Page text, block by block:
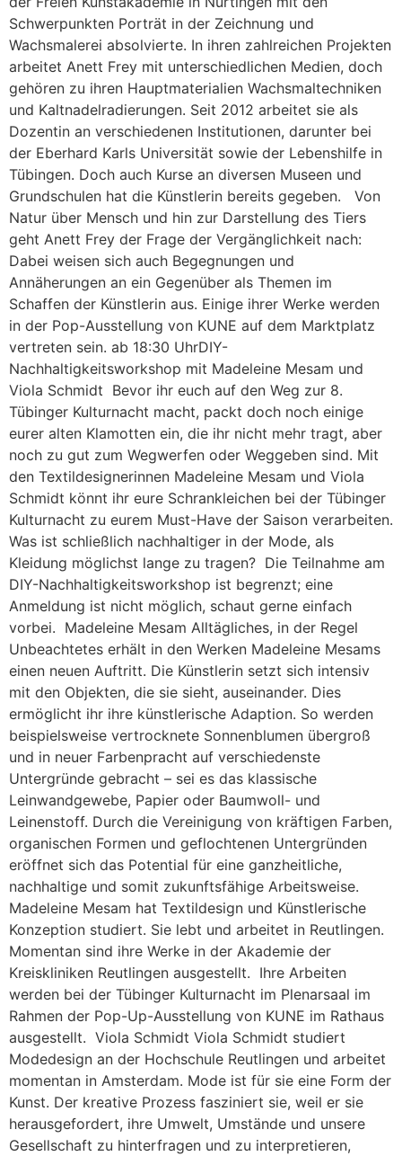
Schwerpunkten Porträt in der Zeichnung und
Wachsmalerei absolvierte. In ihren zahlreichen Projekten
arbeitet Anett Frey mit unterschiedlichen Medien, doch
gehören zu ihren Hauptmaterialien Wachsmaltechniken
und Kaltnadelradierungen. Seit 2012 arbeitet sie als
Dozentin an verschiedenen Institutionen, darunter bei
der Eberhard Karls Universität sowie der Lebenshilfe in
Tübingen. Doch auch Kurse an diversen Museen und
Grundschulen hat die Künstlerin bereits gegeben. Von
Natur über Mensch und hin zur Darstellung des Tiers
geht Anett Frey der Frage der Vergänglichkeit nach:
Dabei weisen sich auch Begegnungen und
Annäherungen an ein Gegenüber als Themen im
Schaffen der Künstlerin aus. Einige ihrer Werke werden
in der Pop-Ausstellung von KUNE auf dem Marktplatz
vertreten sein. ab 18:30 UhrDIY-
Nachhaltigkeitsworkshop mit Madeleine Mesam und
Viola Schmidt Bevor ihr euch auf den Weg zur 8.
Tübinger Kulturnacht macht, packt doch noch einige
eurer alten Klamotten ein, die ihr nicht mehr tragt, aber
noch zu gut zum Wegwerfen oder Weggeben sind. Mit
den Textildesignerinnen Madeleine Mesam und Viola
Schmidt könnt ihr eure Schrankleichen bei der Tübinger
Kulturnacht zu eurem Must-Have der Saison verarbeiten.
Was ist schließlich nachhaltiger in der Mode, als
Kleidung möglichst lange zu tragen? Die Teilnahme am
DIY-Nachhaltigkeitsworkshop ist begrenzt; eine
Anmeldung ist nicht möglich, schaut gerne einfach
vorbei. Madeleine Mesam Alltägliches, in der Regel
Unbeachtetes erhält in den Werken Madeleine Mesams
einen neuen Auftritt. Die Künstlerin setzt sich intensiv
mit den Objekten, die sie sieht, auseinander. Dies
ermöglicht ihr ihre künstlerische Adaption. So werden
beispielsweise vertrocknete Sonnenblumen übergroß
und in neuer Farbenpracht auf verschiedenste
Untergründe gebracht – sei es das klassische
Leinwandgewebe, Papier oder Baumwoll- und
Leinenstoff. Durch die Vereinigung von kräftigen Farben,
organischen Formen und geflochtenen Untergründen
eröffnet sich das Potential für eine ganzheitliche,
nachhaltige und somit zukunftsfähige Arbeitsweise.
Madeleine Mesam hat Textildesign und Künstlerische
Konzeption studiert. Sie lebt und arbeitet in Reutlingen.
Momentan sind ihre Werke in der Akademie der
Kreiskliniken Reutlingen ausgestellt. Ihre Arbeiten
werden bei der Tübinger Kulturnacht im Plenarsaal im
Rahmen der Pop-Up-Ausstellung von KUNE im Rathaus
ausgestellt. Viola Schmidt Viola Schmidt studiert
Modedesign an der Hochschule Reutlingen und arbeitet
momentan in Amsterdam. Mode ist für sie eine Form der
Kunst. Der kreative Prozess fasziniert sie, weil er sie
herausgefordert, ihre Umwelt, Umstände und unsere
Gesellschaft zu hinterfragen und zu interpretieren,